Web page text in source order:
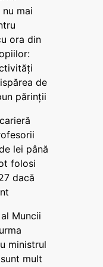
mai
ora din
de
părinții
lei până
folosi
dacă
Muncii
ministrul
mult